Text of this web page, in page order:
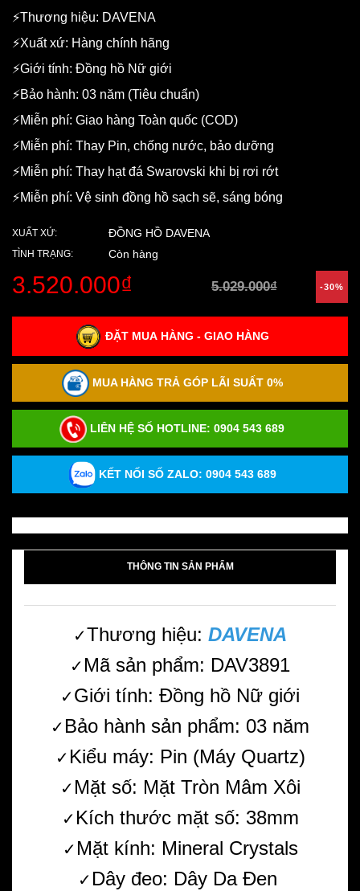
⚡️Thương hiệu: DAVENA
⚡️Xuất xứ: Hàng chính hãng
⚡️Giới tính: Đồng hồ Nữ giới
⚡️Bảo hành: 03 năm (Tiêu chuẩn)
⚡️Miễn phí: Giao hàng Toàn quốc (COD)
⚡️Miễn phí: Thay Pin, chống nước, bảo dưỡng
⚡️Miễn phí: Thay hạt đá Swarovski khi bị rơi rớt
⚡️Miễn phí: Vệ sinh đồng hồ sạch sẽ, sáng bóng
XUẤT XỨ: ĐỒNG HỒ DAVENA
TÌNH TRẠNG: Còn hàng
3.520.000₫ 5.029.000₫ -30%
ĐẶT MUA HÀNG - GIAO HÀNG
MUA HÀNG TRẢ GÓP LÃI SUẤT 0%
LIÊN HỆ SỐ HOTLINE: 0904 543 689
KẾT NỐI SỐ ZALO: 0904 543 689
THÔNG TIN SẢN PHẨM
✓Thương hiệu: DAVENA
✓ Mã sản phẩm: DAV3891
✓Giới tính: Đồng hồ Nữ giới
✓ Bảo hành sản phẩm: 03 năm
✓ Kiểu máy: Pin (Máy Quartz)
✓ Mặt số: Mặt Tròn Mâm Xôi
✓ Kích thước mặt số: 38mm
✓ Mặt kính: Mineral Crystals
✓ Dây đeo: Dây Da Đen